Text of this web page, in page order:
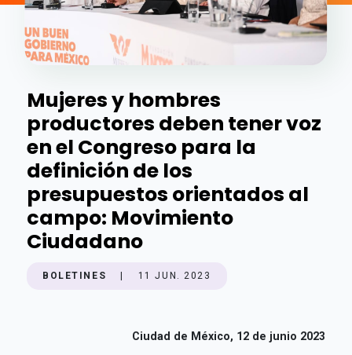
Mujeres y hombres
productores deben tener voz
en el Congreso para la
definición de los
presupuestos orientados al
campo: Movimiento
Ciudadano
BOLETINES 11 JUN. 2023
Ciudad de México, 12 de junio 2023